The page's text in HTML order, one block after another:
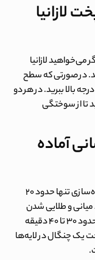
لازانیا
است. اگر می‌خواهید لازانیا
۱۸۰ درجه تنظیم کنید. در صورتی که سطح
طلایی و پنیری کشدار مدنظر شماست، دما را تا ۲۰۰ درجه بالا ببرید. در هر دو
تا از سوختگی
آماده
اگر از ورق لازانیا پیش‌پخته استفاده کنید، زمان آماده‌سازی تنها حدود ۲۰
و طلایی شدن
سطح پنیر است. در صورتی که ورق‌ها خام باشند، حدود ۳۰ تا ۴۰ دقیقه
یک چنگال در لایه‌ها